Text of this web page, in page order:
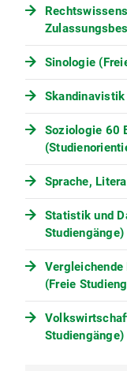
2010
2010
Sinologie
Soziologie 60
Sprache,
Statistik und
Studiengänge)
(Freie
Studiengänge)